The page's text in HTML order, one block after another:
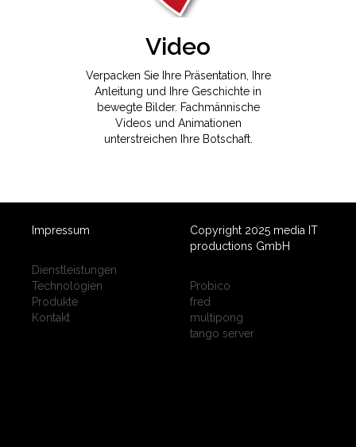
Video
Verpacken Sie Ihre Präsentation, Ihre
Anleitung und Ihre Geschichte in
bewegte Bilder. Fachmännische
Videos und Animationen
unterstreichen Ihre Botschaft.
Impressum
Dienstleistungen
Technologien
Produkte
Kontakt
Copyright 2025 media IT
productions GmbH
Probico
fred
multipong
tango server